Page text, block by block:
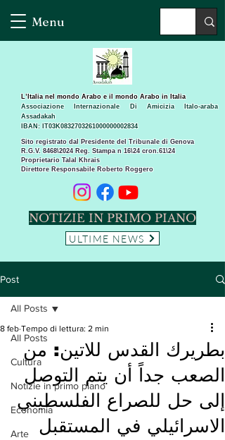
Menu
Sito registrato dal Presidente del Tribunale di Genova
R.G.V. 8468\2024 Reg. Stampa n 16\24 cron.61\24 ​
Proprietario Talal Khrais
Direttore Responsabile Roberto Roggero
L’Italia nel mondo Arabo e il mondo Arabo in Italia
Associazione Internazionale Di Amicizia Italo-araba
Assadakah
IBAN: IT03K0832703261000000002834
NOTIZIE IN PRIMO PIANO
ULTIME NEWS
Post
All Posts
Cultura
Notizie in primo piano
Economia
Arte
All Posts
بطريرك القدس للاتين: من
الصعب جداً أن يتم التوصل
إلى حل للصراع الفلسطيني
الاسرائيلي في المستقبل
8 feb Tempo di lettura: 2 min